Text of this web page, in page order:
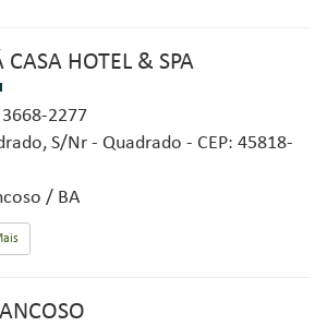
CASA HOTEL & SPA
2277
S/Nr - Quadrado - CEP: 45818-
/ BA